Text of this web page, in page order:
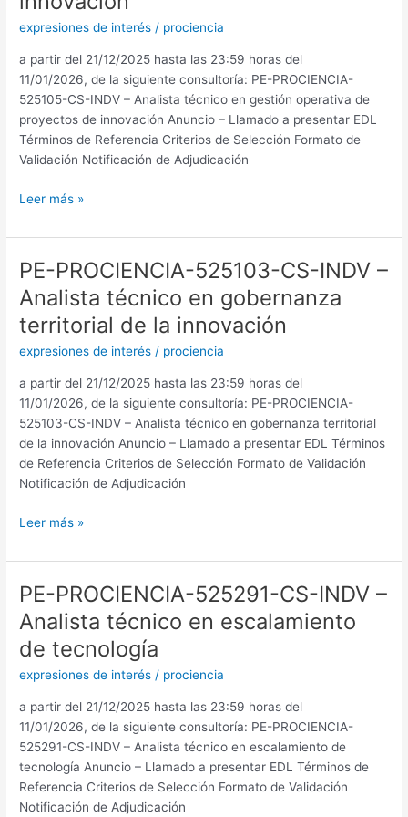
expresiones de interés / prociencia
a partir del 21/12/2025 hasta las 23:59 horas del
11/01/2026, de la siguiente consultoría: PE-PROCIENCIA-
525105-CS-INDV – Analista técnico en gestión operativa de
proyectos de innovación Anuncio – Llamado a presentar EDL
Términos de Referencia Criterios de Selección Formato de
Validación Notificación de Adjudicación
Analista
técnico
en
gestión
operativa
de
proyectos
innovación
Leer más »
PE-PROCIENCIA-525103-CS-INDV –
Analista técnico en gobernanza
territorial de la innovación
expresiones de interés / prociencia
a partir del 21/12/2025 hasta las 23:59 horas del
11/01/2026, de la siguiente consultoría: PE-PROCIENCIA-
525103-CS-INDV – Analista técnico en gobernanza territorial
de la innovación Anuncio – Llamado a presentar EDL Términos
de Referencia Criterios de Selección Formato de Validación
Notificación de Adjudicación
PE-
PROCIENCIA-
525103-
CS-
INDV
Analista
técnico
en
gobernanza
territorial
de
innovación
Leer más »
PE-PROCIENCIA-525291-CS-INDV –
Analista técnico en escalamiento
de tecnología
expresiones de interés / prociencia
a partir del 21/12/2025 hasta las 23:59 horas del
11/01/2026, de la siguiente consultoría: PE-PROCIENCIA-
525291-CS-INDV – Analista técnico en escalamiento de
tecnología Anuncio – Llamado a presentar EDL Términos de
Referencia Criterios de Selección Formato de Validación
Notificación de Adjudicación
PE-
PROCIENCIA-
525291-
CS-
INDV
Analista
técnico
en
escalamiento
de
tecnología